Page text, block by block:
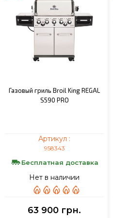
Газовый гриль Broil King REGAL
S590 PRO
Артикул :
958343
Бесплатная доставка
Нет в наличии
63 900 грн.